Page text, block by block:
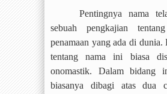
Pentingnya nama
sebuah pengkajian
penamaan yang ada di dunia.
tentang nama ini biasa
onomastik. Dalam bidang
biasanya dibagi atas dua